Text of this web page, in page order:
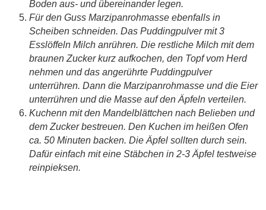
Boden aus- und übereinander legen.
Für den Guss Marzipanrohmasse ebenfalls in
Scheiben schneiden. Das Puddingpulver mit 3
Esslöffeln Milch anrühren. Die restliche Milch mit dem
braunen Zucker kurz aufkochen, den Topf vom Herd
nehmen und das angerührte Puddingpulver
unterrühren. Dann die Marzipanrohmasse und die Eier
unterrühren und die Masse auf den Äpfeln verteilen.
Kuchenn mit den Mandelblättchen nach Belieben und
dem Zucker bestreuen. Den Kuchen im heißen Ofen
ca. 50 Minuten backen. Die Äpfel sollten durch sein.
Dafür einfach mit eine Stäbchen in 2-3 Äpfel testweise
reinpieksen.